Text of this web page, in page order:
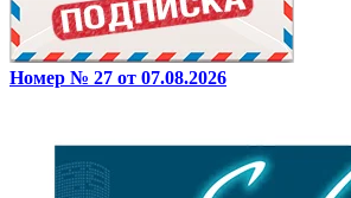
Номер № 27 от 07.08.2026